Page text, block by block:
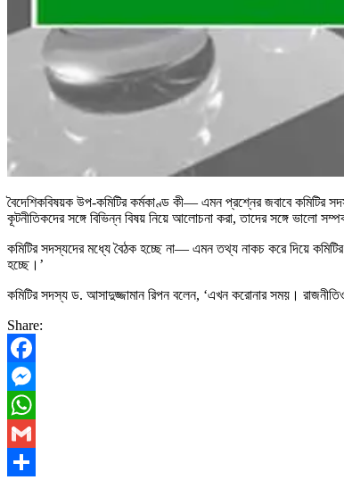
বৈদেশিকবিষয়ক উপ-কমিটির কর্মকাণ্ড কী— এমন প্রশ্নের জবাবে কমিটির
কূটনীতিকদের সঙ্গে বিভিন্ন বিষয় নিয়ে আলোচনা করা, তাদের সঙ্গে ভালো
কমিটির সদস্যদের মধ্যে বৈঠক হচ্ছে না— এমন তথ্য নাকচ করে দিয়ে
হচ্ছে।’
কমিটির সদস্য ড. আসাদুজ্জামান রিপন বলেন, ‘এখন করোনার সময়।
Share:
Facebook
Messenger
WhatsApp
Gmail